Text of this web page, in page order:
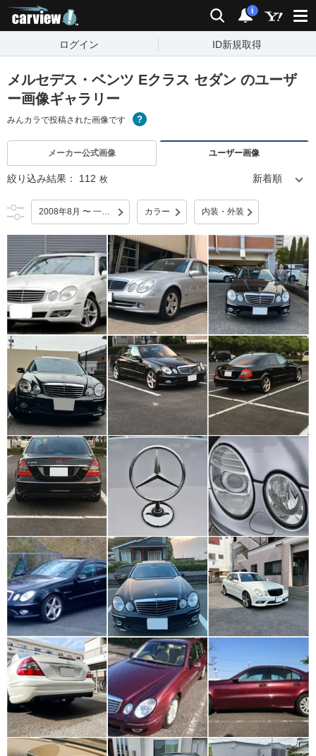
検索 通知
i
ログイン ID新規取得
メルセデス・ベンツ Eクラス セダン のユーザ
ー画像ギャラリー
みんカラで投稿された画像です
メーカー公式画像 ユーザー画像
絞り込み結果： 112 枚
2008年8月 〜 一部改良 カラー 内装・外装